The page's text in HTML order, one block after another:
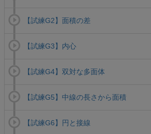
【試練G2】面積の差
【試練G3】内心
【試練G4】双対な多面体
【試練G5】中線の長さから面積
【試練G6】円と接線